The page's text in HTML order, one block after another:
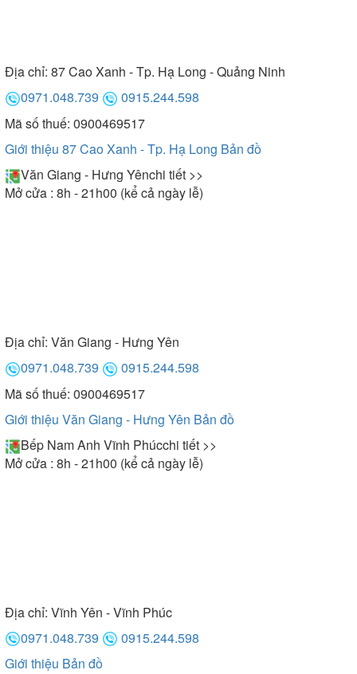
Địa chỉ: 87 Cao Xanh - Tp. Hạ Long - Quảng Ninh
0971.048.739
0915.244.598
Mã số thuế: 0900469517
Giới thiệu 87 Cao Xanh - Tp. Hạ Long Bản đồ
Văn Giang - Hưng Yênchi tiết >>
Mở cửa : 8h - 21h00 (kể cả ngày lễ)
Địa chỉ: Văn Giang - Hưng Yên
0971.048.739
0915.244.598
Mã số thuế: 0900469517
Giới thiệu Văn Giang - Hưng Yên Bản đồ
Bếp Nam Anh Vĩnh Phúcchi tiết >>
Mở cửa : 8h - 21h00 (kể cả ngày lễ)
Địa chỉ: Vĩnh Yên - Vĩnh Phúc
0971.048.739
0915.244.598
Giới thiệu Bản đồ